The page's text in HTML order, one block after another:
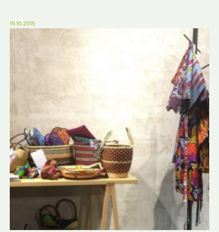
19.10.2015